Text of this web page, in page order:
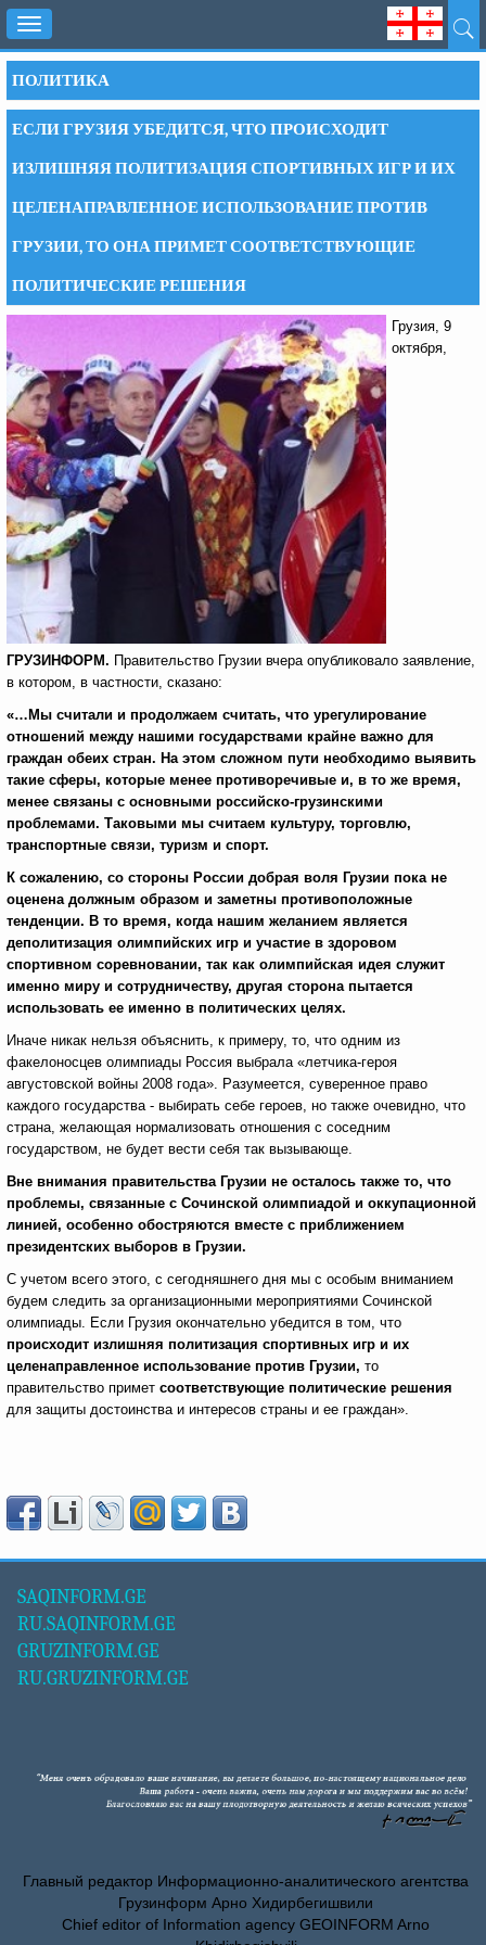
Toggle
navigation
ПОЛИТИКА
ЕСЛИ ГРУЗИЯ УБЕДИТСЯ, ЧТО ПРОИСХОДИТ
ИЗЛИШНЯЯ ПОЛИТИЗАЦИЯ СПОРТИВНЫХ ИГР И ИХ
ЦЕЛЕНАПРАВЛЕННОЕ ИСПОЛЬЗОВАНИЕ ПРОТИВ
ГРУЗИИ, ТО ОНА ПРИМЕТ СООТВЕТСТВУЮЩИЕ
ПОЛИТИЧЕСКИЕ РЕШЕНИЯ
Грузия, 9
октября,
ГРУЗИНФОРМ. Правительство Грузии вчера опубликовало заявление,
в котором, в частности, сказано:
«…Мы считали и продолжаем считать, что урегулирование
отношений между нашими государствами крайне важно для
граждан обеих стран. На этом сложном пути необходимо выявить
такие сферы, которые менее противоречивые и, в то же время,
менее связаны с основными российско-грузинскими
проблемами. Таковыми мы считаем культуру, торговлю,
транспортные связи, туризм и спорт.
К сожалению, со стороны России добрая воля Грузии пока не
оценена должным образом и заметны противоположные
тенденции. В то время, когда нашим желанием является
деполитизация олимпийских игр и участие в здоровом
спортивном соревновании, так как олимпийская идея служит
именно миру и сотрудничеству, другая сторона пытается
использовать ее именно в политических целях.
Иначе никак нельзя объяснить, к примеру, то, что одним из
факелоносцев олимпиады Россия выбрала «летчика-героя
августовской войны 2008 года». Разумеется, суверенное право
каждого государства - выбирать себе героев, но также очевидно, что
страна, желающая нормализовать отношения с соседним
государством, не будет вести себя так вызывающе.
Вне внимания правительства Грузии не осталось также то, что
проблемы, связанные с Сочинской олимпиадой и оккупационной
линией, особенно обостряются вместе с приближением
президентских выборов в Грузии.
С учетом всего этого, с сегодняшнего дня мы с особым вниманием
будем следить за организационными мероприятиями Сочинской
олимпиады. Если Грузия окончательно убедится в том, что
происходит излишняя политизация спортивных игр и их
целенаправленное использование против Грузии, то
правительство примет соответствующие политические решения
для защиты достоинства и интересов страны и ее граждан».
SAQINFORM.GE
RU.SAQINFORM.GE
GRUZINFORM.GE
RU.GRUZINFORM.GE
Главный редактор Информационно-аналитического агентства
Грузинформ Арно Хидирбегишвили
Chief editor of Information agency GEOINFORM Arno